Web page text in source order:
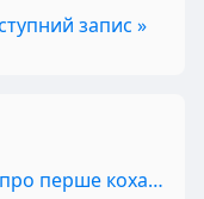
запис »
Вітька + Галя, або Повість про перше кохання